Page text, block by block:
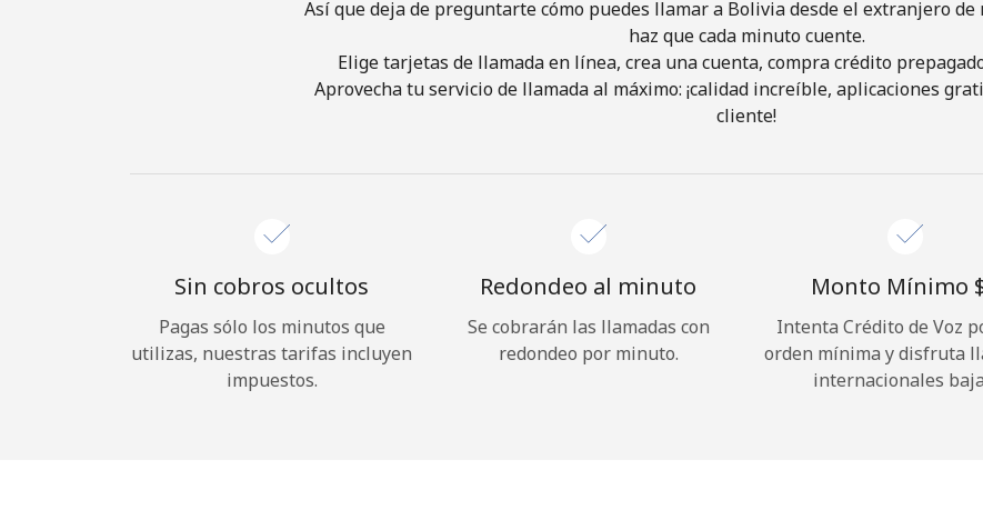
¡Hola!
¿Olvidaste tu contraseña? →
Así que deja de preguntarte cómo puedes llamar a Bolivia desde el extranjero
haz que cada minuto cuente.
Elige tarjetas de llamada en línea, crea una cuenta, compra crédito
Aprovecha tu servicio de llamada al máximo: ¡calidad increíble, aplicaciones
cliente!
Sin cobros ocultos
Pagas sólo los minutos que
utilizas, nuestras tarifas incluyen
impuestos.
Redondeo al minuto
Se cobrarán las llamadas con
redondeo por minuto.
Monto Mínimo
Intenta Crédito de Voz
orden mínima y disfruta
internacionales